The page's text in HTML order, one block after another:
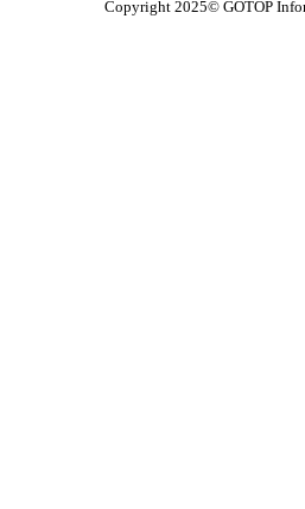
Copyright 2025© GOTOP